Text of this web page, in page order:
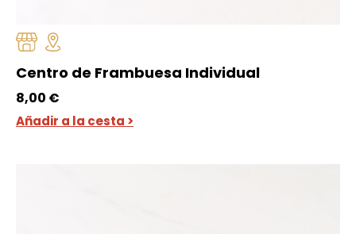
Centro de Frambuesa Individual
8,00 €
Añadir a la cesta >